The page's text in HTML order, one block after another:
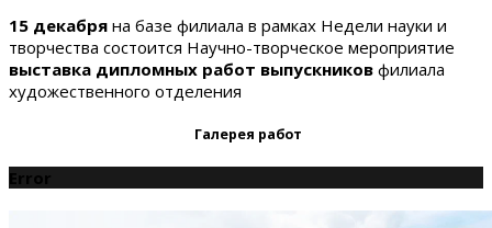
15 декабря на базе филиала в рамках Недели науки и
творчества состоится Научно-творческое мероприятие
выставка дипломных работ выпускников филиала
художественного отделения
Галерея работ
Error